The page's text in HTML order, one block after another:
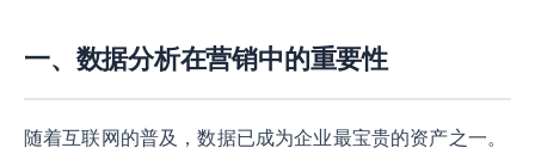
一、数据分析在营销中的重要性
随着互联网的普及，数据已成为企业最宝贵的资产之一。